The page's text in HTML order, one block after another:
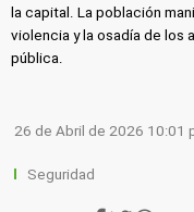
la capital. La población
violencia y la osadía de los
pública.
26 de Abril de 2026 10:01
Seguridad